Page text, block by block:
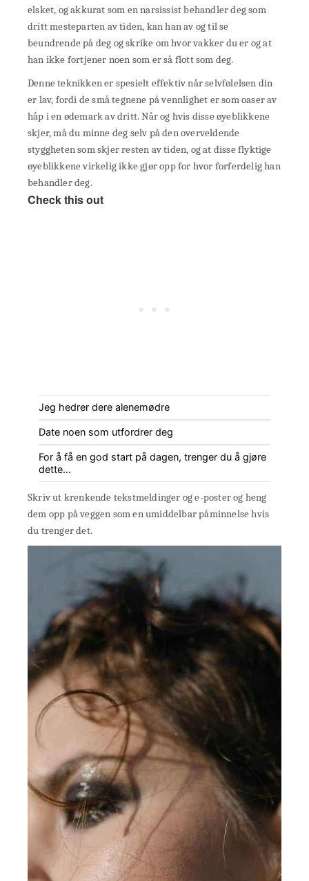
elsket, og akkurat som en narsissist behandler deg som
dritt mesteparten av tiden, kan han av og til se
beundrende på deg og skrike om hvor vakker du er og at
han ikke fortjener noen som er så flott som deg.
Denne teknikken er spesielt effektiv når selvfølelsen din
er lav, fordi de små tegnene på vennlighet er som oaser av
håp i en ødemark av dritt. Når og hvis disse øyeblikkene
skjer, må du minne deg selv på den overveldende
styggheten som skjer resten av tiden, og at disse flyktige
øyeblikkene virkelig ikke gjør opp for hvor forferdelig han
behandler deg.
Check this out
Jeg hedrer dere alenemødre
Date noen som utfordrer deg
For å få en god start på dagen, trenger du å gjøre
dette…
Skriv ut krenkende tekstmeldinger og e-poster og heng
dem opp på veggen som en umiddelbar påminnelse hvis
du trenger det.